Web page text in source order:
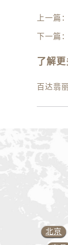
上一篇：
下一篇：
了解更
百达翡
北京